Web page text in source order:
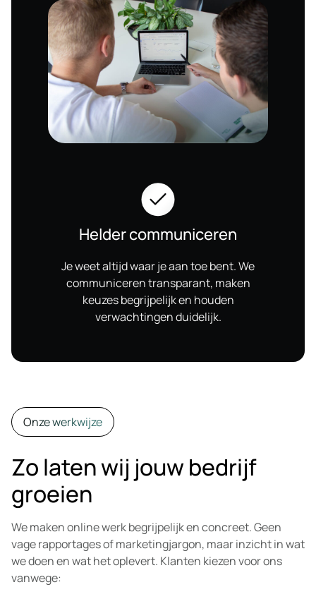
Helder communiceren
Je weet altijd waar je aan toe bent. We
communiceren transparant, maken
keuzes begrijpelijk en houden
verwachtingen duidelijk.
Onze werkwijze
Zo laten wij jouw bedrijf
groeien
We maken online werk begrijpelijk en concreet. Geen
vage rapportages of marketingjargon, maar inzicht in wat
we doen en wat het oplevert. Klanten kiezen voor ons
vanwege: